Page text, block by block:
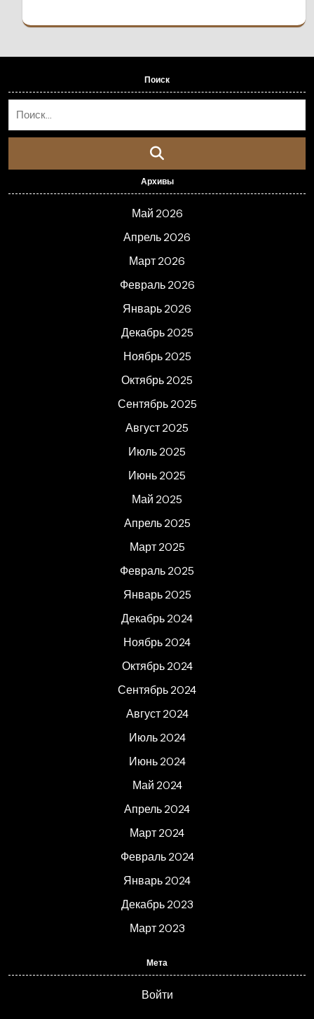
Поиск
Архивы
Май 2026
Апрель 2026
Март 2026
Февраль 2026
Январь 2026
Декабрь 2025
Ноябрь 2025
Октябрь 2025
Сентябрь 2025
Август 2025
Июль 2025
Июнь 2025
Май 2025
Апрель 2025
Март 2025
Февраль 2025
Январь 2025
Декабрь 2024
Ноябрь 2024
Октябрь 2024
Сентябрь 2024
Август 2024
Июль 2024
Июнь 2024
Май 2024
Апрель 2024
Март 2024
Февраль 2024
Январь 2024
Декабрь 2023
Март 2023
Мета
Войти